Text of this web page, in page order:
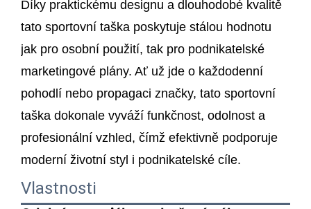
Díky praktickému designu a dlouhodobé kvalitě
tato sportovní taška poskytuje stálou hodnotu
jak pro osobní použití, tak pro podnikatelské
marketingové plány. Ať už jde o každodenní
pohodlí nebo propagaci značky, tato sportovní
taška dokonale vyváží funkčnost, odolnost a
profesionální vzhled, čímž efektivně podporuje
moderní životní styl i podnikatelské cíle.
Vlastnosti